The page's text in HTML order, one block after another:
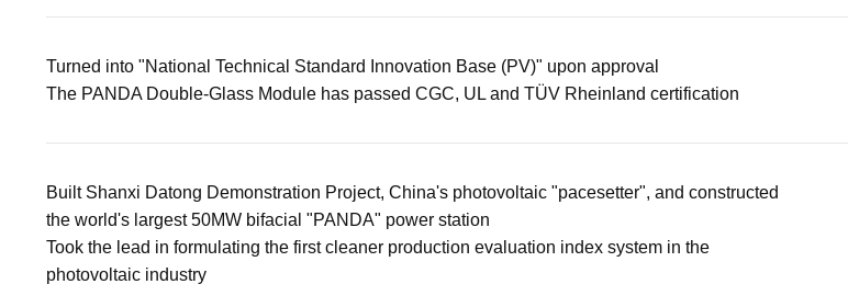
Turned into "National Technical Standard Innovation Base (PV)" upon approval
The PANDA Double-Glass Module has passed CGC, UL and TÜV Rheinland certification
Built Shanxi Datong Demonstration Project, China's photovoltaic "pacesetter", and constructed
the world's largest 50MW bifacial "PANDA" power station
Took the lead in formulating the first cleaner production evaluation index system in the
photovoltaic industry